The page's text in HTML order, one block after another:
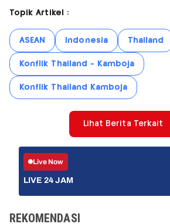
Topik Artikel :
ASEAN Indonesia Thailand
Konflik Thailand - Kamboja
Konflik Thailand Kamboja
Lihat Berita Terkait
Live Now
LIVE 24 JAM